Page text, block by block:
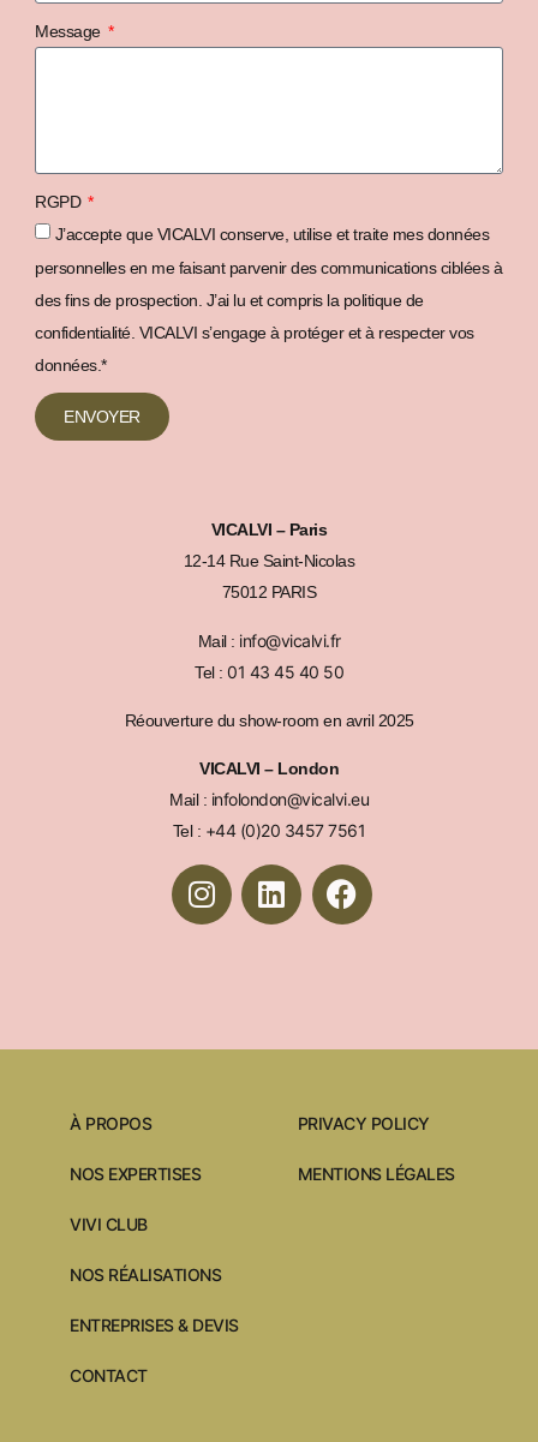
Message
RGPD
J’accepte que VICALVI conserve, utilise et traite mes données
personnelles en me faisant parvenir des communications ciblées à
des fins de prospection. J’ai lu et compris la politique de
confidentialité. VICALVI s’engage à protéger et à respecter vos
données.*
ENVOYER
VICALVI – Paris
12-14 Rue Saint-Nicolas
75012 PARIS
Mail : info@vicalvi.fr
Tel : 01 43 45 40 50
Réouverture du show-room en avril 2025
VICALVI – London
Mail : infolondon@vicalvi.eu
Tel : +44 (0)20 3457 7561
À PROPOS
NOS EXPERTISES
VIVI CLUB
NOS RÉALISATIONS
ENTREPRISES & DEVIS
CONTACT
PRIVACY POLICY
MENTIONS LÉGALES